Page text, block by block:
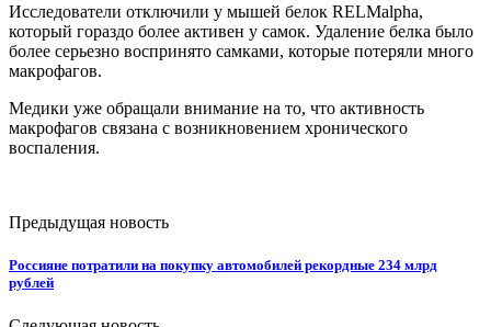
Исследователи отключили у мышей белок RELMalpha,
который гораздо более активен у самок. Удаление белка было
более серьезно воспринято самками, которые потеряли много
макрофагов.
Медики уже обращали внимание на то, что активность
макрофагов связана с возникновением хронического
воспаления.
Предыдущая новость
Россияне потратили на покупку автомобилей рекордные 234 млрд
рублей